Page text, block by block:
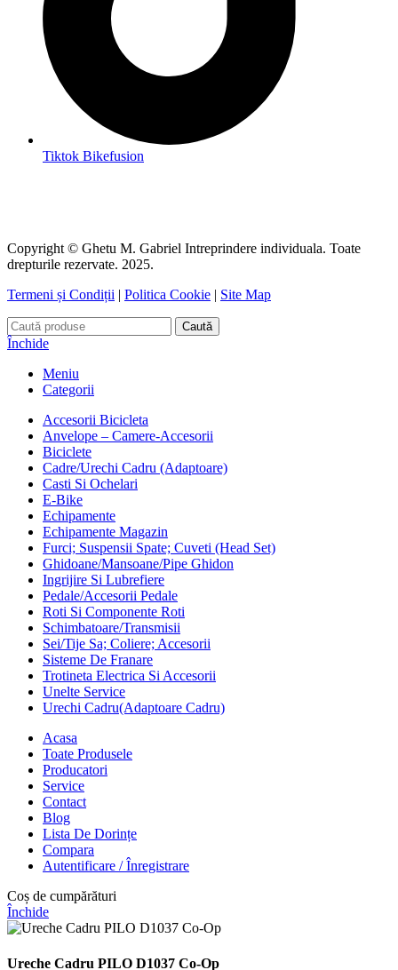
Tiktok Bikefusion
Copyright © Ghetu M. Gabriel Intreprindere individuala. Toate
drepturile rezervate. 2025.
Termeni și Condiții | Politica Cookie | Site Map
Caută
Închide
Meniu
Categorii
Accesorii Bicicleta
Anvelope – Camere-Accesorii
Biciclete
Cadre/Urechi Cadru (Adaptoare)
Casti Si Ochelari
E-Bike
Echipamente
Echipamente Magazin
Furci; Suspensii Spate; Cuveti (Head Set)
Ghidoane/Mansoane/Pipe Ghidon
Ingrijire Si Lubrefiere
Pedale/Accesorii Pedale
Roti Si Componente Roti
Schimbatoare/Transmisii
Sei/Tije Sa; Coliere; Accesorii
Sisteme De Franare
Trotineta Electrica Si Accesorii
Unelte Service
Urechi Cadru(Adaptoare Cadru)
Acasa
Toate Produsele
Producatori
Service
Contact
Blog
Lista De Dorințe
Compara
Autentificare / Înregistrare
Coș de cumpărături
Închide
Ureche Cadru PILO D1037 Co-Op